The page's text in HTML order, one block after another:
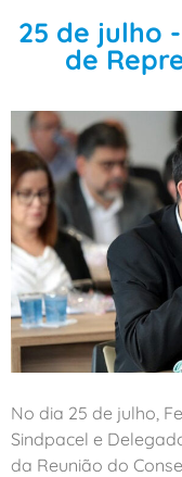
25 de julho
de
No dia 25 de julho,
Sindpacel e
da Reunião do